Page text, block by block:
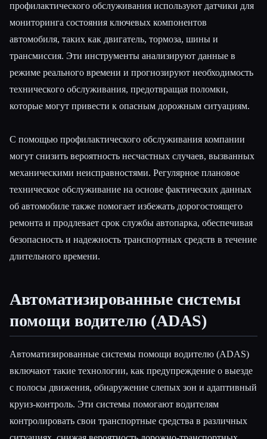
профилактического обслуживания используют датчики для
мониторинга состояния ключевых компонентов
автомобиля, таких как двигатель, тормоза, шины и
трансмиссия. Эти инструменты анализируют данные в
режиме реального времени и прогнозируют необходимость
технического обслуживания, предотвращая поломки,
которые могут привести к опасным дорожным ситуациям.
С помощью профилактического обслуживания компании
могут снизить вероятность несчастных случаев, вызванных
механическими неисправностями. Регулярное плановое
техническое обслуживание на основе фактических данных
об автомобиле также помогает избежать дорогостоящего
ремонта и продлевает срок службы автопарка, обеспечивая
безопасность и надежность транспортных средств в течение
длительного времени.
Автоматизированные системы
помощи водителю (ADAS)
Автоматизированные системы помощи водителю (ADAS)
включают такие технологии, как предупреждение о выезде
с полосы движения, обнаружение слепых зон и адаптивный
круиз-контроль. Эти системы помогают водителям
контролировать свои транспортные средства в различных